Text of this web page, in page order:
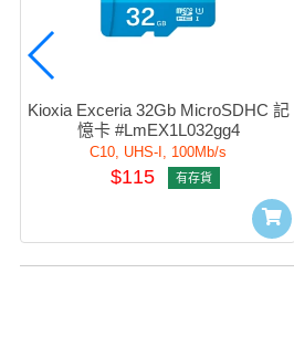
Kioxia Exceria 32Gb MicroSDHC 記
憶卡 #LmEX1L032gg4
C10, UHS-I, 100Mb/s
$115 有存貨